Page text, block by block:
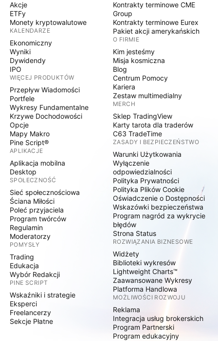
Akcje
ETFy
Monety kryptowalutowe
KALENDARZE
Ekonomiczny
Wyniki
Dywidendy
IPO
WIĘCEJ PRODUKTÓW
Przepływ Wiadomości
Portfele
Wykresy Fundamentalne
Krzywe Dochodowości
Opcje
Mapy Makro
Pine Script®
APLIKACJE
Aplikacja mobilna
Desktop
SPOŁECZNOŚĆ
Sieć społecznościowa
Ściana Miłości
Poleć przyjaciela
Program twórców
Regulamin
Moderatorzy
POMYSŁY
Trading
Edukacja
Wybór Redakcji
PINE SCRIPT
Wskaźniki i strategie
Eksperci
Freelancerzy
Sekcje Płatne
Kontrakty terminowe CME
Group
Kontrakty terminowe Eurex
Pakiet akcji amerykańskich
O FIRMIE
Kim jesteśmy
Misja kosmiczna
Blog
Centrum Pomocy
Kariera
Zestaw multimedialny
MERCH
Sklep TradingView
Karty tarota dla traderów
C63 TradeTime
ZASADY I BEZPIECZEŃSTWO
Warunki Użytkowania
Wyłączenie
odpowiedzialności
Polityka Prywatności
Polityka Plików Cookie
Oświadczenie o Dostępności
Wskazówki bezpieczeństwa
Program nagród za wykrycie
błędów
Strona Status
ROZWIĄZANIA BIZNESOWE
Widżety
Biblioteki wykresów
Lightweight Charts™
Zaawansowane Wykresy
Platforma Handlowa
MOŻLIWOŚCI ROZWOJU
Reklama
Integracja usług brokerskich
Program Partnerski
Program edukacyjny